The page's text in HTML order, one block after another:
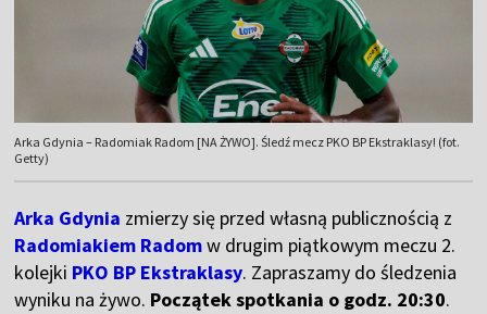
Arka Gdynia – Radomiak Radom [NA ŻYWO]. Śledź mecz PKO BP Ekstraklasy! (fot.
Getty)
Arka Gdynia zmierzy się przed własną publicznością z
Radomiakiem Radomw drugim piątkowym meczu 2.
kolejki PKO BP Ekstraklasy. Zapraszamy do śledzenia
wyniku na żywo. Początek spotkania o godz. 20:30.